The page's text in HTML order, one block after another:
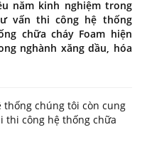
năm kinh nghiệm trong
vấn thi công hệ thống
chữa cháy Foam hiện
nghành xăng dầu, hóa
thống chúng tôi còn cung
thi công hệ thống chữa